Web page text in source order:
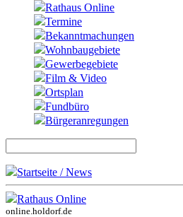
Rathaus Online
Termine
Bekanntmachungen
Wohnbaugebiete
Gewerbegebiete
Film & Video
Ortsplan
Fundbüro
Bürgeranregungen
Startseite / News
Rathaus Online
online.holdorf.de